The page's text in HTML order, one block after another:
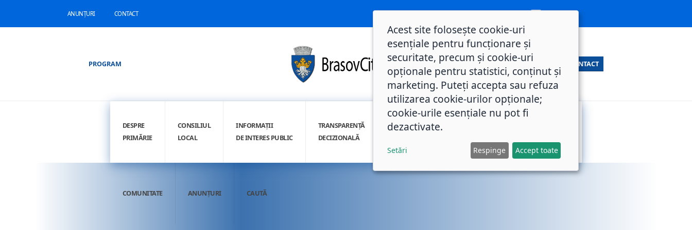
ANUNȚURI CONTACT
PROGRAM CONTACT
DESPRE
PRIMĂRIE
CONSILIUL
LOCAL
INFORMAȚII
DE INTERES PUBLIC
TRANSPARENȚĂ
DECIZIONALĂ
INTEGRITATE
COMUNITATE ANUNȚURI CAUTĂ
Acest site folosește cookie-uri
esențiale pentru funcționare și
securitate, precum și cookie-uri
opționale pentru statistici, conținut și
marketing. Puteți accepta sau refuza
utilizarea cookie-urilor opționale;
cookie-urile esențiale nu pot fi
dezactivate.
Setări Respinge Accept toate